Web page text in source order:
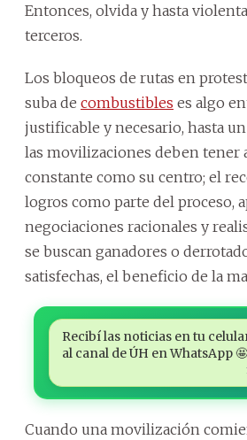
Entonces, olvida y hasta
terceros.
Los bloqueos de rutas en
suba de combustibles es algo
justificable y necesario, hasta
las movilizaciones deben tener
constante como su centro; el
logros como parte del proceso,
negociaciones racionales y
se buscan ganadores o
satisfechas, el beneficio de la
Recibí las noticias en tu
al canal de ÚH en WhatsApp 🤩
Cuando una movilización